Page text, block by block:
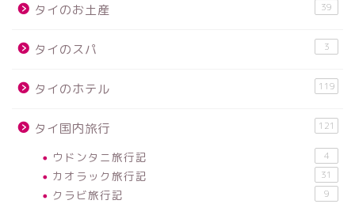
タイのお土産 39
タイのスパ 3
タイのホテル 119
タイ国内旅行 121
ウドンタニ旅行記 4
カオラック旅行記 31
クラビ旅行記 9